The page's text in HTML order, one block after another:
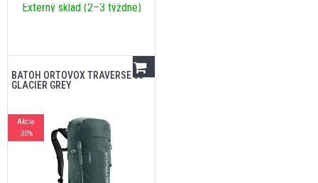
Externý sklad (2–3 týždne)
BATOH ORTOVOX TRAVERSE 30
GLACIER GREY
Akcia
-20%